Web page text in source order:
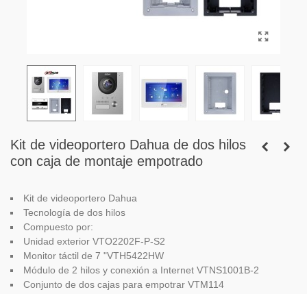
Kit de videoportero Dahua de dos hilos
con caja de montaje empotrado
Kit de videoportero Dahua
Tecnología de dos hilos
Compuesto por:
Unidad exterior VTO2202F-P-S2
Monitor táctil de 7 "VTH5422HW
Módulo de 2 hilos y conexión a Internet VTNS1001B-2
Conjunto de dos cajas para empotrar VTM114